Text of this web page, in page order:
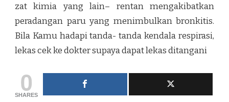
zat kimia yang lain– rentan mengakibatkan
peradangan paru yang menimbulkan bronkitis.
Bila Kamu hadapi tanda- tanda kendala respirasi,
lekas cek ke dokter supaya dapat lekas ditangani
0
SHARES